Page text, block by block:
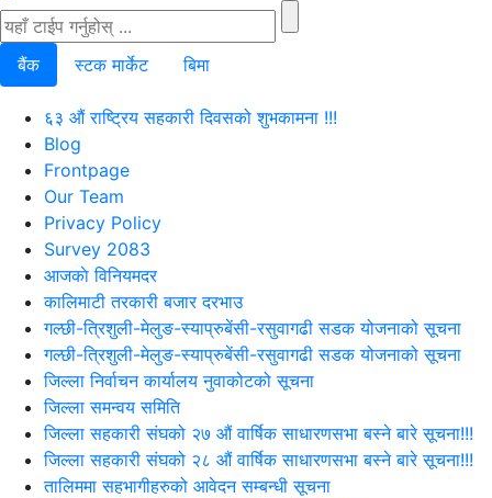
बैंक स्टक मार्केट बिमा
६३ औं राष्ट्रिय सहकारी दिवसको शुभकामना !!!
Blog
Frontpage
Our Team
Privacy Policy
Survey 2083
आजकाे विनियमदर
कालिमाटी तरकारी बजार दरभाउ
गल्छी-त्रिशुली-मेलुङ-स्याप्रुबेंसी-रसुवागढी सडक योजनाको सूचना
गल्छी-त्रिशुली-मेलुङ-स्याप्रुबेंसी-रसुवागढी सडक योजनाको सूचना
जिल्ला निर्वाचन कार्यालय नुवाकोटको सूचना
जिल्ला समन्वय समिति
जिल्ला सहकारी संघको २७ औं वार्षिक साधारणसभा बस्ने बारे सूचना!!!
जिल्ला सहकारी संघको २८ औं वार्षिक साधारणसभा बस्ने बारे सूचना!!!
तालिममा सहभागीहरुको आवेदन सम्बन्धी सूचना